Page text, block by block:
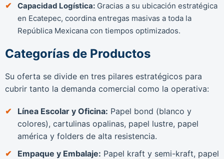
Capacidad Logística: Gracias a su ubicación estratégica
en Ecatepec, coordina entregas masivas a toda la
República Mexicana con tiempos optimizados.
Categorías de Productos
Su oferta se divide en tres pilares estratégicos para
cubrir tanto la demanda comercial como la operativa:
Línea Escolar y Oficina: Papel bond (blanco y
colores), cartulinas opalinas, papel lustre, papel
américa y folders de alta resistencia.
Empaque y Embalaje: Papel kraft y semi-kraft, papel